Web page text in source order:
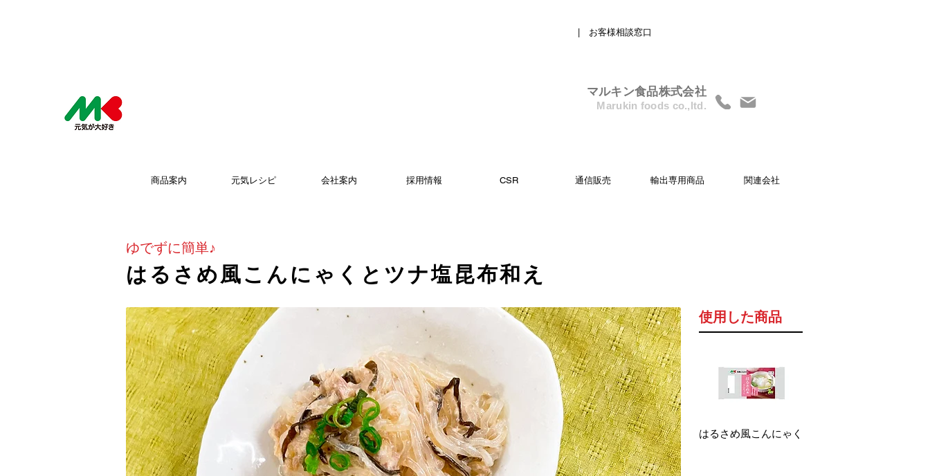
| お客様相談窓口
​マルキン食品株式会社
Marukin foods co.,ltd.
商品案内 元気レシピ 会社案内 採用情報 CSR 通信販売 輸出専用商品 関連会社
ゆでずに簡単♪
はるさめ風こんにゃくとツナ塩昆布和え
使用した商品
はるさめ風こんにゃく